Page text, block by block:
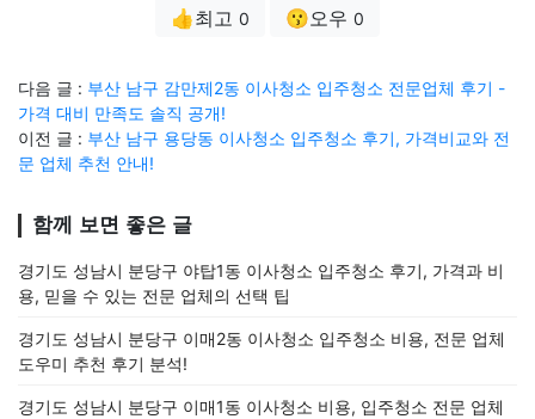
👍최고 0 😗오우 0
다음 글 : 부산 남구 감만제2동 이사청소 입주청소 전문업체 후기 -
가격 대비 만족도 솔직 공개!
이전 글 : 부산 남구 용당동 이사청소 입주청소 후기, 가격비교와 전
문 업체 추천 안내!
함께 보면 좋은 글
경기도 성남시 분당구 야탑1동 이사청소 입주청소 후기, 가격과 비
용, 믿을 수 있는 전문 업체의 선택 팁
경기도 성남시 분당구 이매2동 이사청소 입주청소 비용, 전문 업체
도우미 추천 후기 분석!
경기도 성남시 분당구 이매1동 이사청소 비용, 입주청소 전문 업체